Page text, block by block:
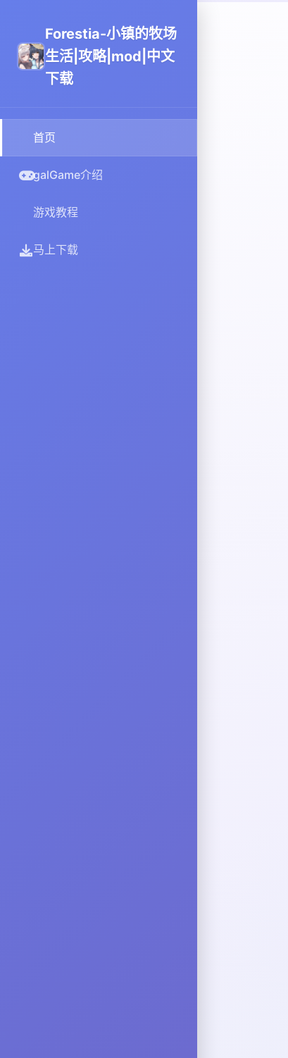
Forestia-小镇的牧场
生活|攻略|mod|中文
下载
首页
galGame介绍
游戏教程
马上下载